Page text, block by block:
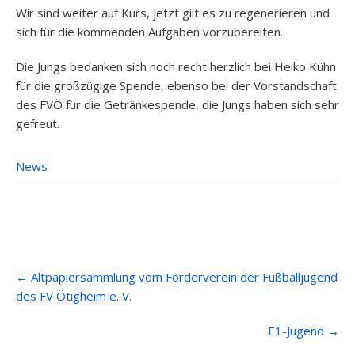
Wir sind weiter auf Kurs, jetzt gilt es zu regenerieren und
sich für die kommenden Aufgaben vorzubereiten.
Die Jungs bedanken sich noch recht herzlich bei Heiko Kühn
für die großzügige Spende, ebenso bei der Vorstandschaft
des FVÖ für die Getränkespende, die Jungs haben sich sehr
gefreut.
News
navigation
← Altpapiersammlung vom Förderverein der Fußballjugend
des FV Ötigheim e. V.
E1-Jugend →